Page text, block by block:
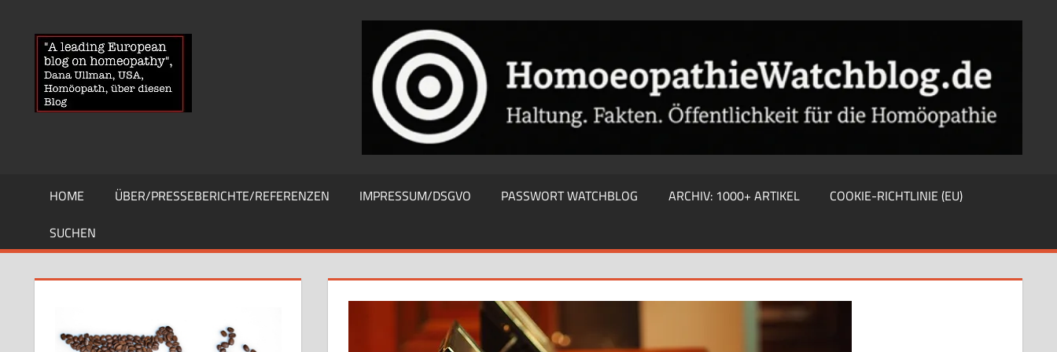
springen
HOMOEOPATHIEWATCHBLOG
News
über
Homöopathie
und
Globuli-
HOME ÜBER/PRESSEBERICHTE/REFERENZEN IMPRESSUM/DSGVO PASSWORT WATCHBLOG ARCHIV: 1000+ ARTIKEL
COOKIE-RICHTLINIE (EU)
SUCHEN